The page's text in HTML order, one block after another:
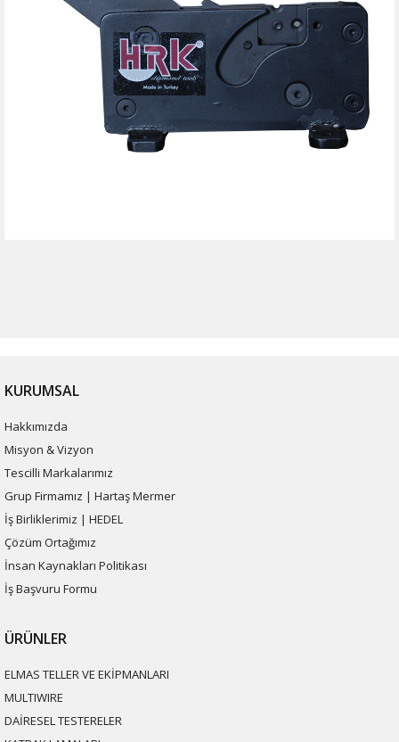
KURUMSAL
Hakkımızda
Misyon & Vizyon
Tescilli Markalarımız
Grup Firmamız | Hartaş Mermer
İş Birliklerimiz | HEDEL
Çözüm Ortağımız
İnsan Kaynakları Politikası
İş Başvuru Formu
ÜRÜNLER
ELMAS TELLER VE EKİPMANLARI
MULTIWIRE
DAİRESEL TESTERELER